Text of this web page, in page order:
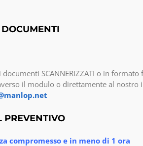
SCANNERIZZATI o in formato
il modulo o direttamente al nostro
PREVENTIVO
compromesso e in meno di 1 ora